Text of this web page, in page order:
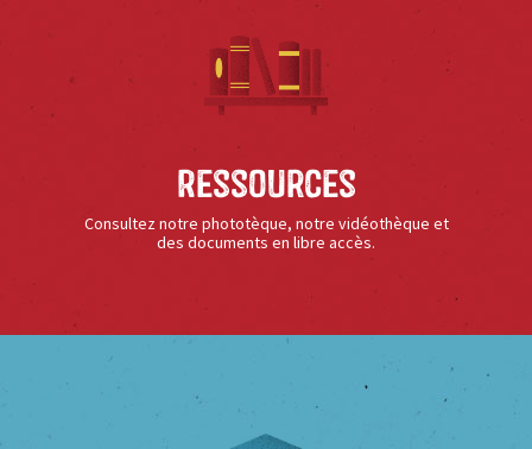
Ressources
Consultez notre phototèque, notre vidéothèque et
des documents en libre accès.